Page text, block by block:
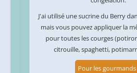
J'ai utilisé une sucrine du Berry
mais vous pouvez appliquer la
pour toutes les courges
citrouille, spaghetti,
Pour les gourmands